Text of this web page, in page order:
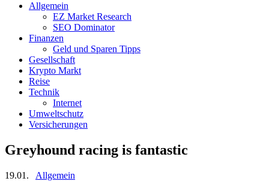
Allgemein
EZ Market Research
SEO Dominator
Finanzen
Geld und Sparen Tipps
Gesellschaft
Krypto Markt
Reise
Technik
Internet
Umweltschutz
Versicherungen
Greyhound racing is fantastic
19.01. Allgemein